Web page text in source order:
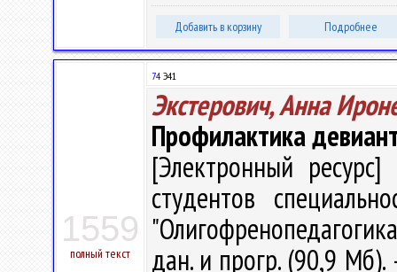
Добавить в корзину Подробнее
1559
полный текст
74 Э41
Экстерович, Анна
Профилактика
[Электронный
студентов
дан. и прогр. (90,9